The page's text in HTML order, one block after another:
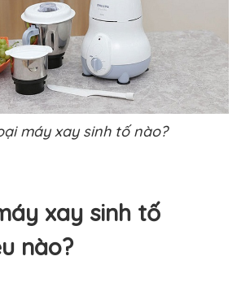
máy xay sinh tố nào?
xay sinh tố
nào?